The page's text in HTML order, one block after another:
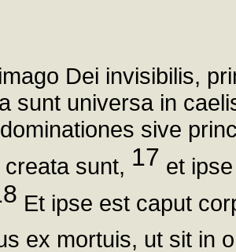
Dei invisibilis,
sunt universa in
sive
sunt, 17 et
Et ipse est caput
ex mortuis, ut sit in